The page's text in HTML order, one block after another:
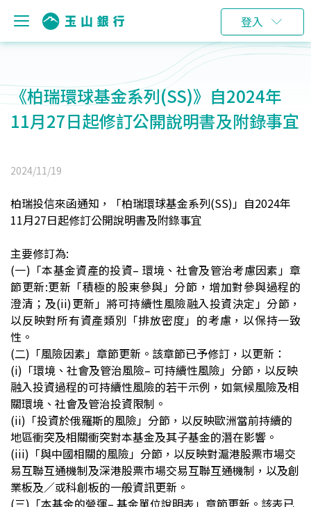
登入
《柏瑞環球基金系列(SS)》自2024年
11月27日起修訂公開說明書及附錄事宜
2024/11/19
柏瑞投信來函通知，「柏瑞環球基金系列(SS)」自2024年
11月27日起修訂公開說明書及附錄事宜
主要修訂為:
(一) 「本基金資產的投資– 環境、社會及管治考慮因素」章
節更新:更新「積極的股東參與」分節，增加對參與過程的
澄清；及(ii)更新」將可持續性風險融入投資決定」分節，
以反映對所有資產類別「排放密度」的考慮，以保持一致
性。
(二) 「風險因素」章節更新。該章節已予修訂，以更新：
(i) 「環境、社會及管治風險– 可持續性風險」分節，以反映
融入投資過程的可持續性風險的若干示例，如氣候風險及相
關環境、社會及管治投資限制。
(ii) 「投資於俄羅斯的風險」分節，以反映歐洲當前持續的
地區衝突及相關衝突對本基金及其子基金的潛在影響。
(iii) 「與中國相關的風險」分節，以反映對滬港股票市場交
易互聯互通機制及深港股票市場交易互聯互通機制，以及創
業板及／或科創板的一般資訊更新。
(三) 「本基金的營運– 基金單位說明表」章節更新。該表已